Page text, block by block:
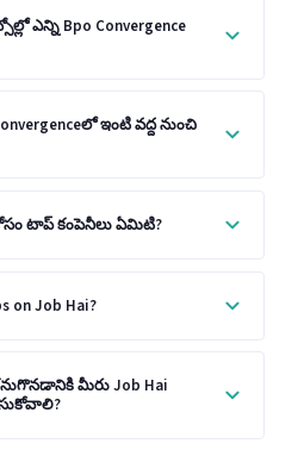
ఎన్ని Bpo Convergence
ఇంటి వద్ద నుంచి
టాప్ కంపెనీలు ఏమిటి?
on Job Hai?
మీరు Job Hai